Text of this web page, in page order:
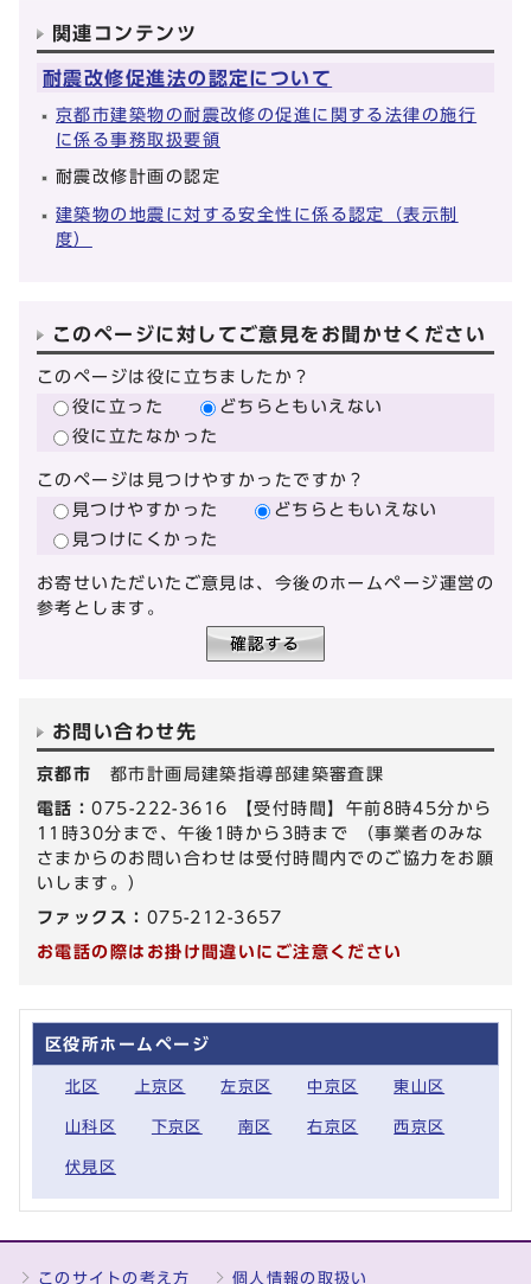
関連コンテンツ
耐震改修促進法の認定について
京都市建築物の耐震改修の促進に関する法律の施行
に係る事務取扱要領
耐震改修計画の認定
建築物の地震に対する安全性に係る認定（表示制
度）
このページに対してご意見をお聞かせください
このページは役に立ちましたか？
役に立った
どちらともいえない
役に立たなかった
このページは見つけやすかったですか？
見つけやすかった
どちらともいえない
見つけにくかった
お寄せいただいたご意見は、今後のホームページ運営の
参考とします。
お問い合わせ先
京都市 都市計画局建築指導部建築審査課
電話：075-222-3616 【受付時間】午前8時45分から
11時30分まで、午後1時から3時まで （事業者のみな
さまからのお問い合わせは受付時間内でのご協力をお願
いします。）
ファックス： 075-212-3657
お電話の際はお掛け間違いにご注意ください
区役所ホームページ
北区 上京区 左京区 中京区 東山区
山科区 下京区 南区 右京区 西京区
伏見区
このサイトの考え方 個人情報の取扱い